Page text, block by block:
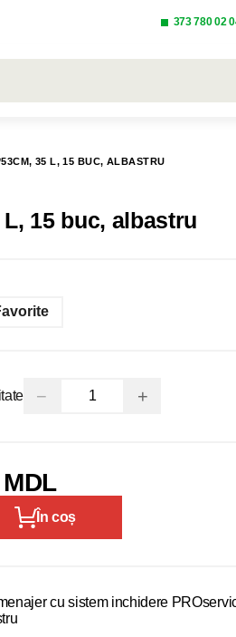
373 780 02
35 L, 15 BUC, ALBASTRU
15 buc, albastru
− +
În coș
cu sistem inchidere